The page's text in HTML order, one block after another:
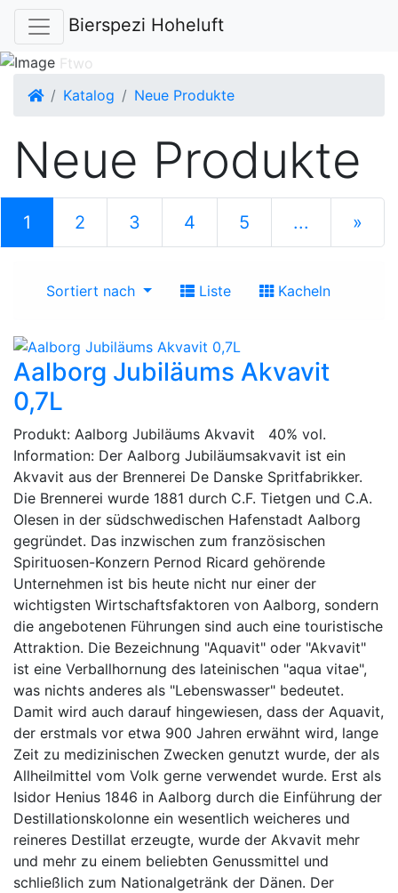
Bierspezi Hoheluft
Startseite
Katalog Neue Produkte
Neue Produkte
1 (current)
2 3 4 5 ... »
Sortiert nach
Liste Kacheln
Aalborg Jubiläums Akvavit
0,7L
Produkt: Aalborg Jubiläums Akvavit 40% vol.
Information: Der Aalborg Jubiläumsakvavit ist ein
Akvavit aus der Brennerei De Danske Spritfabrikker.
Die Brennerei wurde 1881 durch C.F. Tietgen und C.A.
Olesen in der südschwedischen Hafenstadt Aalborg
gegründet. Das inzwischen zum französischen
Spirituosen-Konzern Pernod Ricard gehörende
Unternehmen ist bis heute nicht nur einer der
wichtigsten Wirtschaftsfaktoren von Aalborg, sondern
die angebotenen Führungen sind auch eine touristische
Attraktion. Die Bezeichnung "Aquavit" oder "Akvavit"
ist eine Verballhornung des lateinischen "aqua vitae",
was nichts anderes als "Lebenswasser" bedeutet.
Damit wird auch darauf hingewiesen, dass der Aquavit,
der erstmals vor etwa 900 Jahren erwähnt wird, lange
Zeit zu medizinischen Zwecken genutzt wurde, der als
Allheilmittel vom Volk gerne verwendet wurde. Erst als
Isidor Henius 1846 in Aalborg durch die Einführung der
Destillationskolonne ein wesentlich weicheres und
reineres Destillat erzeugte, wurde der Akvavit mehr
und mehr zu einem beliebten Genussmittel und
schließlich zum Nationalgetränk der Dänen. Der